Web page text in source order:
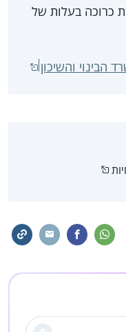
כרוכה בעלות של
הבינוי והשיכון